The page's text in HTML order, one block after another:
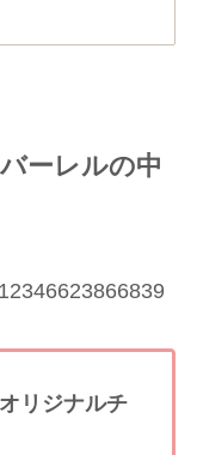
ーレルの中
リジナルチ